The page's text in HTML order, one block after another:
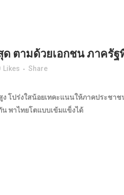
ตามด้วยเอกชน ภาครั
Likes Share
โปร่งใสน้อยเทคะแนนให้ภาคประช
พาไทยโตแบบเข้มแข็งได้